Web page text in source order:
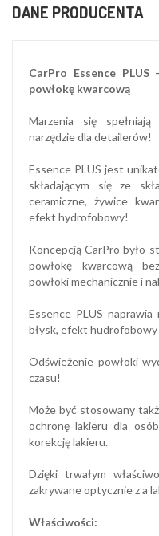
DANE PRODUCENTA
CarPro Essence
powłokę kwarcową
Marzenia się
narzędzie dla detailerów!
Essence PLUS jest
składającym się ze
ceramiczne, żywice
efekt hydrofobowy!
Koncepcją CarPro było
powłokę kwarcową
powłoki mechanicznie i
Essence PLUS
błysk, efekt hudrofobowy
Odświeżenie powłoki
czasu!
Może być stosowany
ochronę lakieru dla
korekcję lakieru.
Dzięki trwałym
zakrywane optycznie z a
Właściwości: